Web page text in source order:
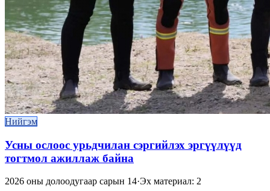
Нийгэм
Усны ослоос урьдчилан сэргийлэх эргүүлүүд
тогтмол ажиллаж байна
2026 оны долоодугаар сарын 14·Эх материал: 2